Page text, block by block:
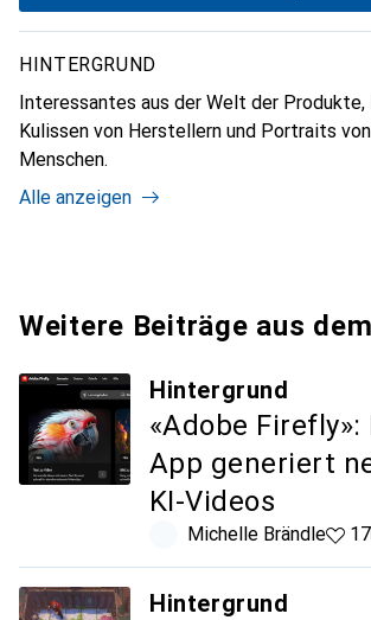
HINTERGRUND
Interessantes aus der Welt der
Kulissen von Herstellern und Portraits
Menschen.
Alle anzeigen
Weitere Beiträge aus
Hintergrund
«Adobe Firefly»:
App generiert
KI-Videos
Michelle Brändle1717
Hintergrund